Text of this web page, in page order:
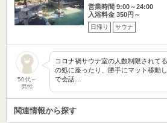
営業時間 9:00～24:00
入浴料金 350円～
日帰り サウナ
50代～
男性
コロナ禍サウナ室の人数制限されて
の処に座ったり、勝手にマット移動
で会話…
関連情報から探す